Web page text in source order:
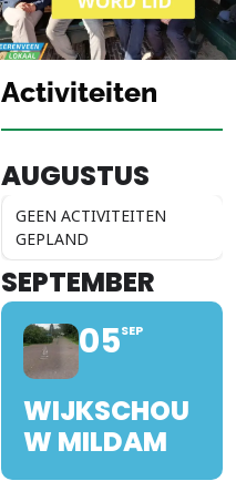
Activiteiten
AUGUSTUS
GEEN ACTIVITEITEN
GEPLAND
SEPTEMBER
05SEP
WIJKSCHOU
W MILDAM